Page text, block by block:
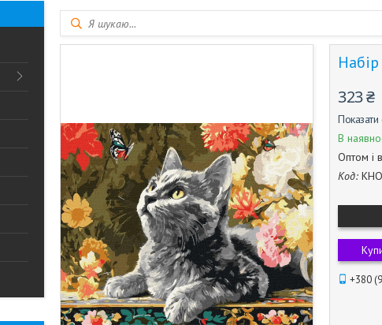
323 ₴
Показати
В
Оптом і
Код:
+380